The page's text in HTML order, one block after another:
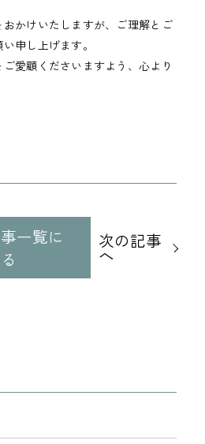
かけいたしますが、ご理解とご
申し上げます。
愛顧くださいますよう、心より
一覧に
次の記事
へ